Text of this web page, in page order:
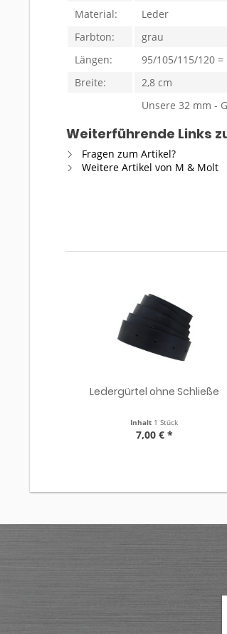
Material:
Leder
Farbton:
grau
Längen:
95/105/115/120
Breite:
2,8 cm
Unsere 32 mm -
Weiterführende Links
Fragen zum Artikel?
Weitere Artikel von M & Molt
Ledergürtel ohne Schließe
Inhalt 1 Stück
7,00 € *